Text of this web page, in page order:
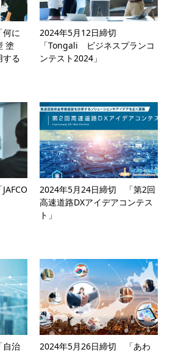
に
塗
する
2024年5月12日締切
「Tongali ビジネスプランコ
ンテスト2024」
2024年5月24日締切 「第2回
高速道路DXアイデアコンテス
ト」
治
2024年5月26日締切 「あわ